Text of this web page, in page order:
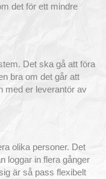
det för ett mindre
Det ska gå att föra
bra om det går att
med er leverantör av
olika personer. Det
loggar in flera gånger
är så pass flexibelt